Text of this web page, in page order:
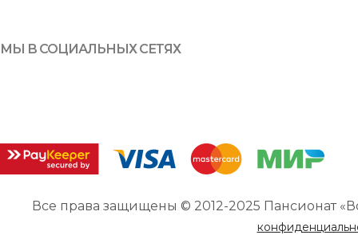
МЫ В СОЦИАЛЬНЫХ СЕТЯХ
Все права защищены © 2012-2025 Пансионат